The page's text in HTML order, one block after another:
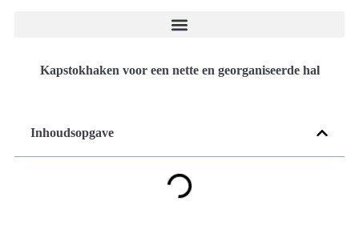
Kapstokhaken voor een nette en georganiseerde hal
Inhoudsopgave